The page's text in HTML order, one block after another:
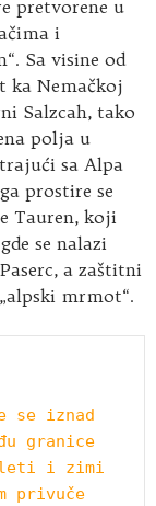
pretvorene u
i
Sa visine od
ka Nemačkoj
Salzcah, tako
polja u
sa Alpa
prostire se
Tauren, koji
se nalazi
a zaštitni
mrmot“.
se iznad
granice
leti i zimi
privuče